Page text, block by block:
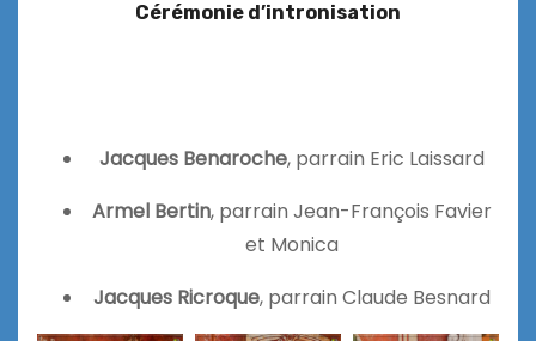
Cérémonie d’intronisation
Jacques Benaroche, parrain Eric Laissard
Armel Bertin, parrain Jean-François Favier
et Monica
Jacques Ricroque, parrain Claude Besnard